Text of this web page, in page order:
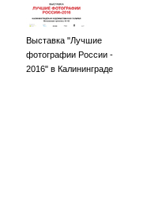
Выставка "Лучшие
фотографии России -
2016" в Калининграде